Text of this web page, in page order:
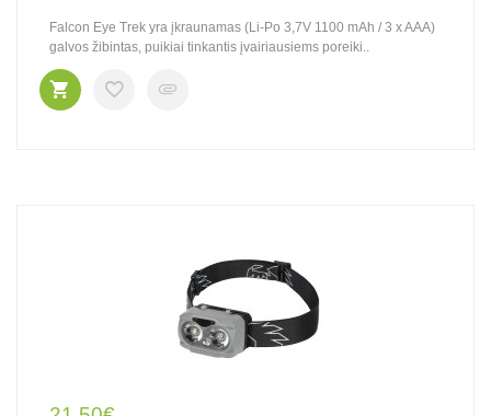
Falcon Eye Trek yra įkraunamas (Li-Po 3,7V 1100 mAh / 3 x AAA)
galvos žibintas, puikiai tinkantis įvairiausiems poreiki..